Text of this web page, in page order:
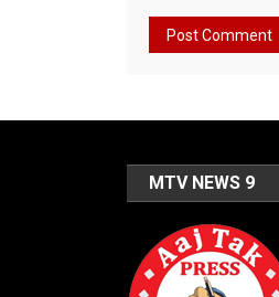
MTV NEWS 9